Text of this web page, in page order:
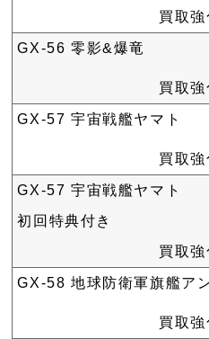
買取強
GX-56 零影&爆竜
買取強
GX-57 宇宙戦艦ヤマト
買取強
GX-57 宇宙戦艦ヤマト
初回特典付き
買取強
GX-58 地球防衛軍旗艦ア
買取強